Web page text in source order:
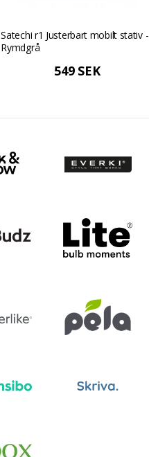
Satechi r1 Justerbart mobilt stativ -
Rymdgrå
549 SEK